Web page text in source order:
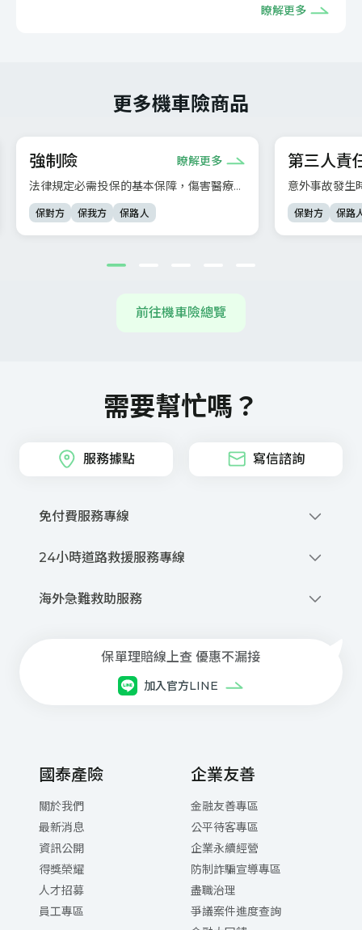
瞭解更多
更多機車險商品
強制險
瞭解更多
法律規定必需投保的基本保障，傷害醫療最
高20萬、身故失能最高200萬，建議搭配
其他保障。
保對方 保我方 保路人
第三人責
意外事故發生
障，補足強制
保對方 保路
前往機車險總覽
需要幫忙嗎？
服務據點 寫信諮詢
免付費服務專線
0800-212-880
撥打網路電話
每⽇08:30~21:00(本公司專⼈服務)
⾞禍事故諮詢與現場服務
每⽇ 21:00 ~翌⽇08:30(委外專⼈服務)
24小時道路救援服務專線
0800-020-345
海外急難救助服務
保單理賠線上查 優惠不漏接
加入官方LINE
國泰產險
關於我們
最新消息
資訊公開
得獎榮耀
人才招募
員工專區
企業友善
金融友善專區
公平待客專區
企業永續經營
防制詐騙宣導專區
盡職治理
爭議案件進度查詢